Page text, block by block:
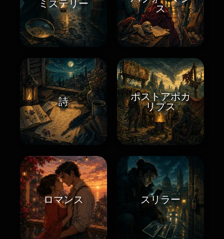
ミステリー
ス
詩
ポストアポカ
リプス
ロマンス スリラー